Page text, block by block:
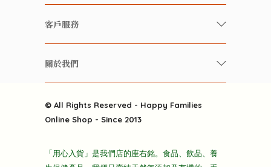
有機 / 無添加飲品
養生保健好東西
酒類
雜貨部
折上折大特價
快樂家庭 飲食雜誌
雲南搜食記
粒粒皆辛苦
快樂電視台
客戶服務
常見問題
關於我們
送貨
隱私政策
© All Rights Reserved - Happy Families
Online Shop - Since 2013
「用心入貨」是我們店的座右銘。食品、飲品、養